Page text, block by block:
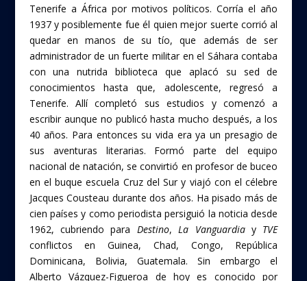
Tenerife a África por motivos políticos. Corría el año
1937 y posiblemente fue él quien mejor suerte corrió al
quedar en manos de su tío, que además de ser
administrador de un fuerte militar en el Sáhara contaba
con una nutrida biblioteca que aplacó su sed de
conocimientos hasta que, adolescente, regresó a
Tenerife. Allí completó sus estudios y comenzó a
escribir aunque no publicó hasta mucho después, a los
40 años. Para entonces su vida era ya un presagio de
sus aventuras literarias. Formó parte del equipo
nacional de natación, se convirtió en profesor de buceo
en el buque escuela Cruz del Sur y viajó con el célebre
Jacques Cousteau durante dos años. Ha pisado más de
cien países y como periodista persiguió la noticia desde
1962, cubriendo para Destino,La Vanguardiay TVE
conflictos en Guinea, Chad, Congo, República
Dominicana, Bolivia, Guatemala. Sin embargo el
Alberto Vázquez-Figueroa de hoy es conocido por